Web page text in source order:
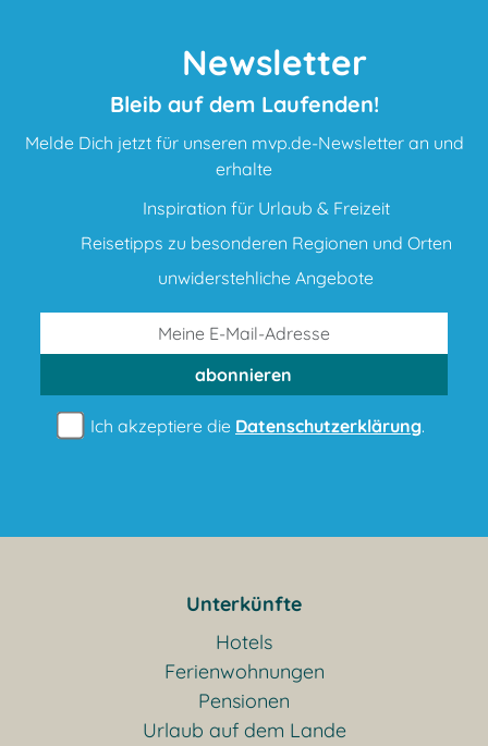
Newsletter
Bleib auf dem Laufenden!
Melde Dich jetzt für unseren mvp.de-Newsletter an und
erhalte
Inspiration für Urlaub & Freizeit
Reisetipps zu besonderen Regionen und Orten
unwiderstehliche Angebote
abonnieren
Ich akzeptiere die Datenschutzerklärung.
Unterkünfte
Hotels
Ferienwohnungen
Pensionen
Urlaub auf dem Lande